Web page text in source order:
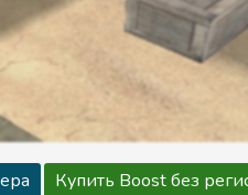
Купить Boost без